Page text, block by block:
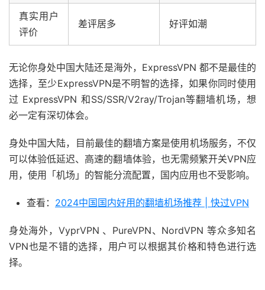
真实用户
评价
差评居多 好评如潮
无论你身处中国大陆还是海外，ExpressVPN 都不是最佳的
选择，至少ExpressVPN是不明智的选择，如果你同时使用
过 ExpressVPN 和SS/SSR/V2ray/Trojan等翻墙机场，想
必一定有深切体会。
身处中国大陆，目前最佳的翻墙方案是使用机场服务，不仅
可以体验低延迟、高速的翻墙体验，也无需频繁开关VPN应
用，使用「机场」的智能分流配置，国内应用也不受影响。
查看： 2024中国国内好用的翻墙机场推荐 | 快过VPN
身处海外，VyprVPN 、PureVPN、NordVPN 等众多知名
VPN也是不错的选择，用户可以根据其价格和特色进行选
择。